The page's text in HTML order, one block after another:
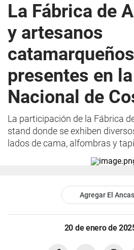
La Fábrica de
y artesanos
catamarqueños
presentes en
Nacional de
La participación de la Fábrica
stand donde se exhiben
lados de cama, alfombras y
Agregar El
20 de enero de